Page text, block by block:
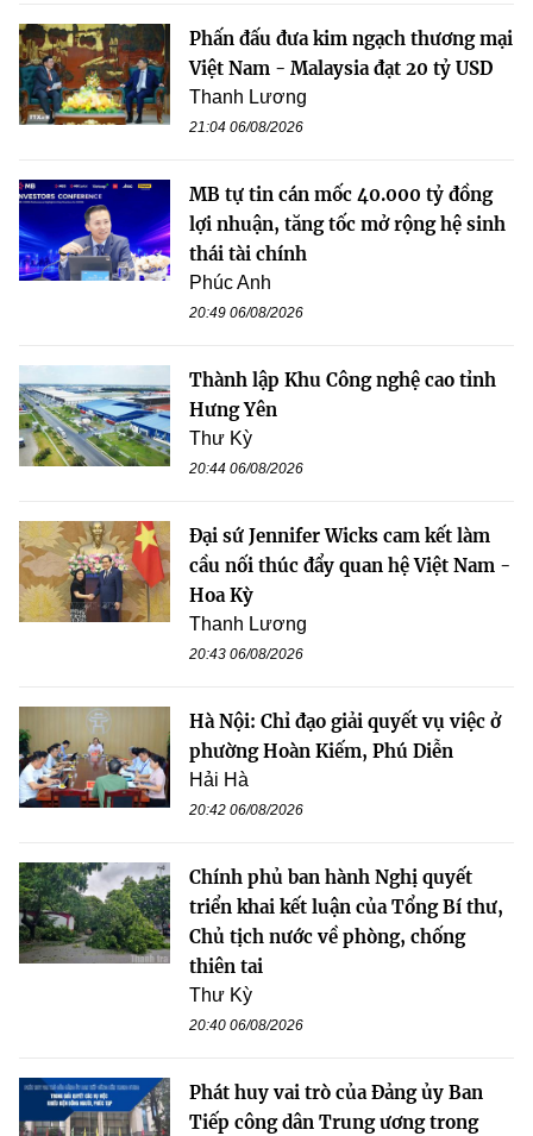
Phấn đấu đưa kim ngạch thương mại
Việt Nam - Malaysia đạt 20 tỷ USD
Thanh Lương
21:04 06/08/2026
MB tự tin cán mốc 40.000 tỷ đồng
lợi nhuận, tăng tốc mở rộng hệ sinh
thái tài chính
Phúc Anh
20:49 06/08/2026
Thành lập Khu Công nghệ cao tỉnh
Hưng Yên
Thư Kỳ
20:44 06/08/2026
Đại sứ Jennifer Wicks cam kết làm
cầu nối thúc đẩy quan hệ Việt Nam -
Hoa Kỳ
Thanh Lương
20:43 06/08/2026
Hà Nội: Chỉ đạo giải quyết vụ việc ở
phường Hoàn Kiếm, Phú Diễn
Hải Hà
20:42 06/08/2026
Chính phủ ban hành Nghị quyết
triển khai kết luận của Tổng Bí thư,
Chủ tịch nước về phòng, chống
thiên tai
Thư Kỳ
20:40 06/08/2026
Phát huy vai trò của Đảng ủy Ban
Tiếp công dân Trung ương trong